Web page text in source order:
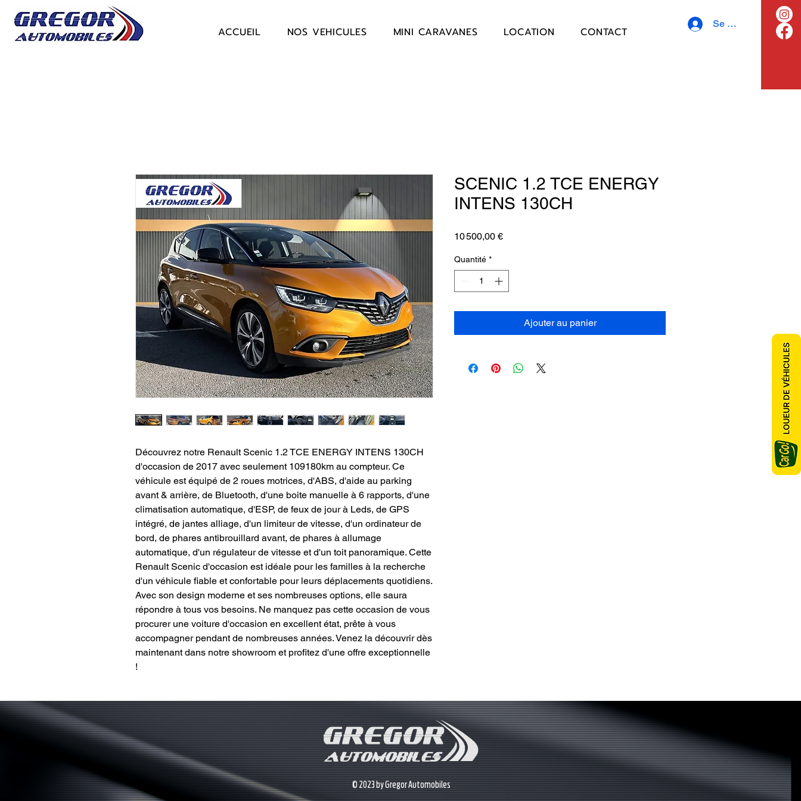
ACCUEIL NOS VEHICULES MINI CARAVANES LOCATION CONTACT
Se connecter
Découvrez notre Renault Scenic 1.2 TCE ENERGY INTENS 130CH
d'occasion de 2017 avec seulement 109180km au compteur. Ce
véhicule est équipé de 2 roues motrices, d'ABS, d'aide au parking
avant & arrière, de Bluetooth, d'une boite manuelle à 6 rapports, d'une
climatisation automatique, d'ESP, de feux de jour à Leds, de GPS
intégré, de jantes alliage, d'un limiteur de vitesse, d'un ordinateur de
bord, de phares antibrouillard avant, de phares à allumage
automatique, d'un régulateur de vitesse et d'un toit panoramique. Cette
Renault Scenic d'occasion est idéale pour les familles à la recherche
d'un véhicule fiable et confortable pour leurs déplacements quotidiens.
Avec son design moderne et ses nombreuses options, elle saura
répondre à tous vos besoins. Ne manquez pas cette occasion de vous
procurer une voiture d'occasion en excellent état, prête à vous
accompagner pendant de nombreuses années. Venez la découvrir dès
maintenant dans notre showroom et profitez d'une offre exceptionnelle
!
SCENIC 1.2 TCE ENERGY
INTENS 130CH
10 500,00 €Prix
Quantité *
Ajouter au panier
© 2023 by Gregor Automobiles